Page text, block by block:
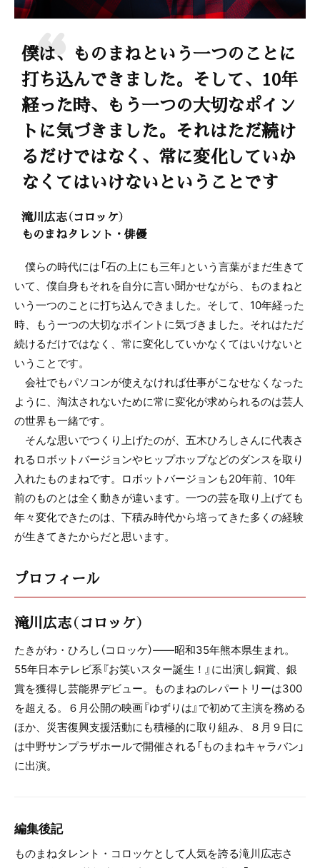
僕は、ものまねという一つのことに
打ち込んできました。そして、10年
経った時、もう一つの大切なポイン
トに気づきました。それはただ続け
るだけではなく、常に変化していか
なくてはいけないということです
滝川広志（コロッケ）
ものまねタレント・俳優
僕らの時代には「石の上にも三年」という言葉がまだ生きて
いて、僕自身もそれを自分に言い聞かせながら、ものまねと
いう一つのことに打ち込んできました。そして、10年経った
時、もう一つの大切なポイントに気づきました。それはただ
続けるだけではなく、常に変化していかなくてはいけないと
いうことです。
会社でもパソコンが使えなければ仕事がこなせなくなった
ように、淘汰されないために常に変化が求められるのは芸人
の世界も一緒です。
そんな思いでつくり上げたのが、五木ひろしさんに代表さ
れるロボットバージョンやヒップホップなどのダンスを取り
入れたものまねです。ロボットバージョンも20年前、10年
前のものとは全く動きが違います。一つの芸を取り上げても
年々変化できたのは、下積み時代から培ってきた多くの経験
が生きてきたからだと思います。
プロフィール
滝川広志（コロッケ）
たきがわ・ひろし（コロッケ）——昭和35年熊本県生まれ。
55年日本テレビ系『お笑いスター誕生！』に出演し銅賞、銀
賞を獲得し芸能界デビュー。ものまねのレパートリーは300
を超える。６月公開の映画『ゆずりは』で初めて主演を務める
ほか、災害復興支援活動にも積極的に取り組み、８月９日に
は中野サンプラザホールで開催される「ものまねキャラバン」
に出演。
編集後記
ものまねタレント・コロッケとして人気を誇る滝川広志さ